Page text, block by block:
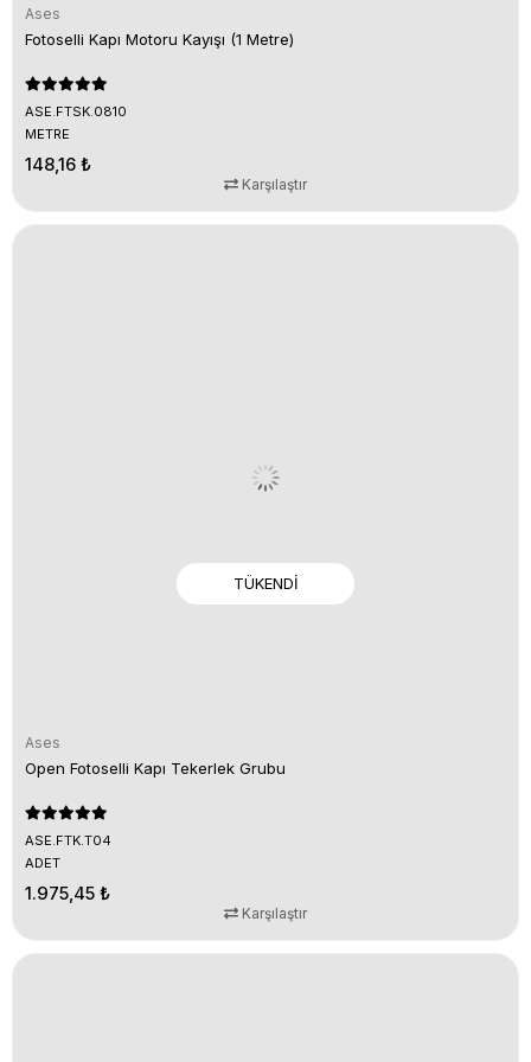
Ases
Fotoselli Kapı Motoru Kayışı (1 Metre)
ASE.FTSK.0810
METRE
148,16 ₺
Karşılaştır
TÜKENDI
Ases
Open Fotoselli Kapı Tekerlek Grubu
ASE.FTK.T04
ADET
1.975,45 ₺
Karşılaştır